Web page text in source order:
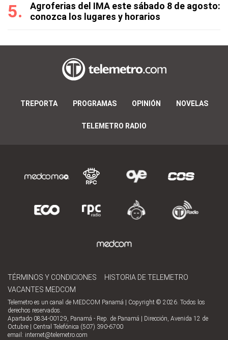
Agroferias del IMA este sábado 8 de agosto:
conozca los lugares y horarios
TREPORTA PROGRAMAS OPINIÓN NOVELAS
TELEMETRO RADIO
TÉRMINOS Y CONDICIONES
HISTORIA DE TELEMETRO
VACANTES MEDCOM
Telemetro es un canal de MEDCOM Panamá | Copyright © 2026. Todos los
derechos reservados.
Apartado 0834-00129, Panamá - Rep. de Panamá | Dirección, Avenida 12 de
Octubre | Central Telefónica (507) 390-6700
email: internet@telemetro.com